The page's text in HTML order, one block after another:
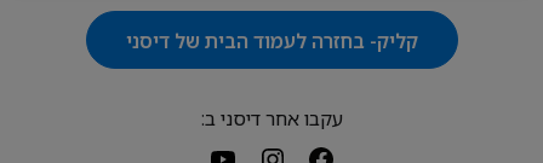
קליק- בחזרה לעמוד הבית של דיסני
עקבו אחר דיסני ב: